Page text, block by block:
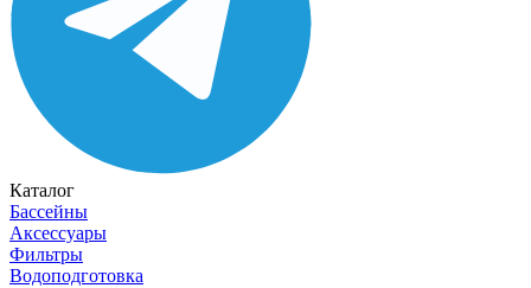
Каталог
Бассейны
Аксессуары
Фильтры
Водоподготовка